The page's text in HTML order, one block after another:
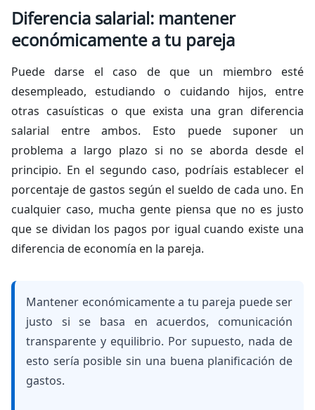
Diferencia salarial: mantener
económicamente a tu pareja
Puede darse el caso de que un miembro esté
desempleado, estudiando o cuidando hijos, entre
otras casuísticas o que exista una gran diferencia
salarial entre ambos. Esto puede suponer un
problema a largo plazo si no se aborda desde el
principio. En el segundo caso, podríais establecer el
porcentaje de gastos según el sueldo de cada uno. En
cualquier caso, mucha gente piensa que no es justo
que se dividan los pagos por igual cuando existe una
diferencia de economía en la pareja.
Mantener económicamente a tu pareja puede ser
justo si se basa en acuerdos, comunicación
transparente y equilibrio. Por supuesto, nada de
esto sería posible sin una buena planificación de
gastos.